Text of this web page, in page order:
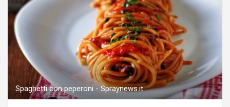
Spaghetti con peperoni - Spraynews.it